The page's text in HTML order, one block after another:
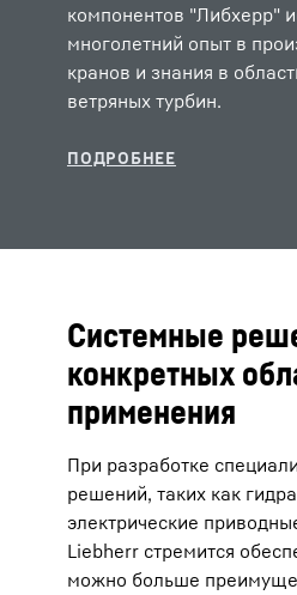
компонентов "Либхерр"
многолетний опыт в
кранов и знания в
ветряных турбин.
Системные
конкретных
применения
При разработке
решений, таких как
электрические
Liebherr стремится
можно больше